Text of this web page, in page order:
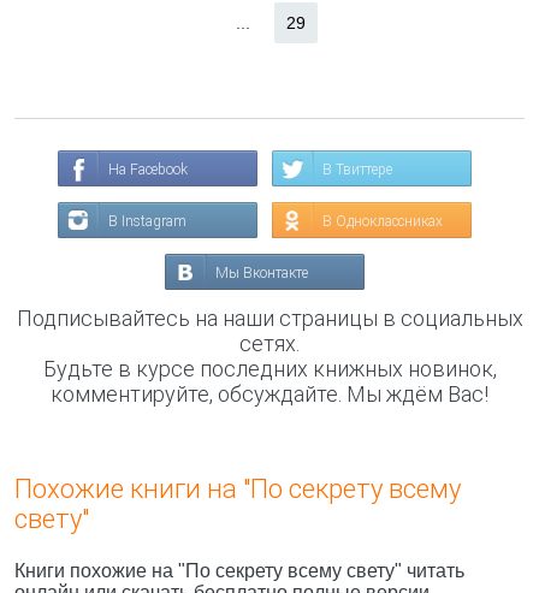
29
На Facebook В Твиттере
В Instagram В Одноклассниках
Мы Вконтакте
Подписывайтесь на наши страницы в социальных
сетях.
Будьте в курсе последних книжных новинок,
комментируйте, обсуждайте. Мы ждём Вас!
Похожие книги на "По секрету всему
свету"
Книги похожие на "По секрету всему свету" читать